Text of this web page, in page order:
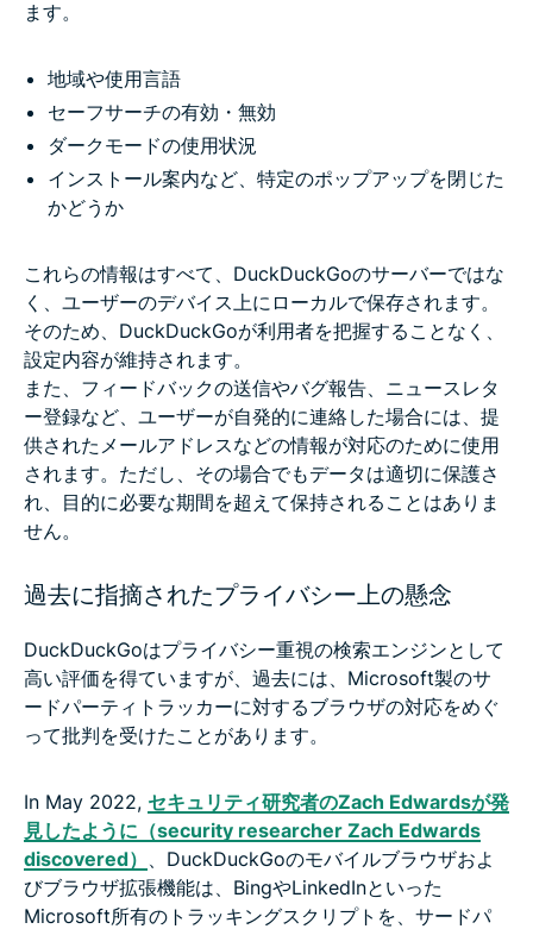
ます。
地域や使用言語
セーフサーチの有効・無効
ダークモードの使用状況
インストール案内など、特定のポップアップを閉じた
かどうか
これらの情報はすべて、DuckDuckGoのサーバーではな
く、ユーザーのデバイス上にローカルで保存されます。
そのため、DuckDuckGoが利用者を把握することなく、
設定内容が維持されます。
また、フィードバックの送信やバグ報告、ニュースレタ
ー登録など、ユーザーが自発的に連絡した場合には、提
供されたメールアドレスなどの情報が対応のために使用
されます。ただし、その場合でもデータは適切に保護さ
れ、目的に必要な期間を超えて保持されることはありま
せん。
過去に指摘されたプライバシー上の懸念
DuckDuckGoはプライバシー重視の検索エンジンとして
高い評価を得ていますが、過去には、Microsoft製のサ
ードパーティトラッカーに対するブラウザの対応をめぐ
って批判を受けたことがあります。
In May 2022, セキュリティ研究者のZach Edwardsが発
見したように（security researcher Zach Edwards
discovered）
、DuckDuckGoのモバイルブラウザおよ
びブラウザ拡張機能は、BingやLinkedInといった
Microsoft所有のトラッキングスクリプトを、サードパ